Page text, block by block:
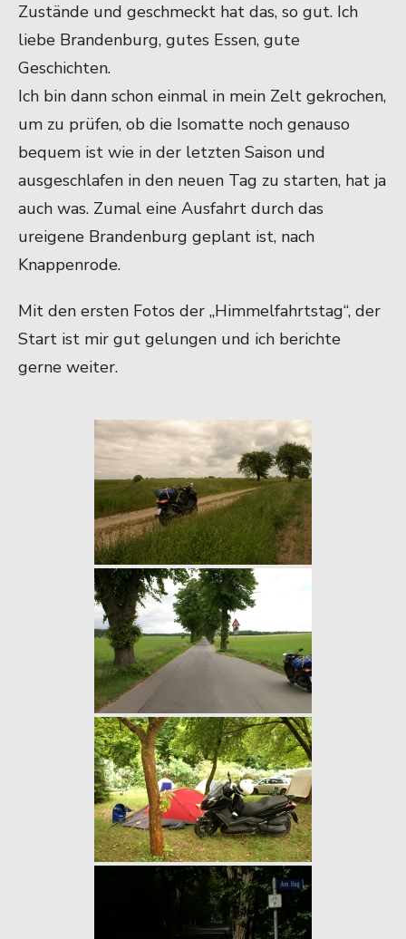
Zustände und geschmeckt hat das, so gut. Ich
liebe Brandenburg, gutes Essen, gute
Geschichten.
Ich bin dann schon einmal in mein Zelt gekrochen,
um zu prüfen, ob die Isomatte noch genauso
bequem ist wie in der letzten Saison und
ausgeschlafen in den neuen Tag zu starten, hat ja
auch was. Zumal eine Ausfahrt durch das
ureigene Brandenburg geplant ist, nach
Knappenrode.
Mit den ersten Fotos der „Himmelfahrtstag“, der
Start ist mir gut gelungen und ich berichte
gerne weiter.